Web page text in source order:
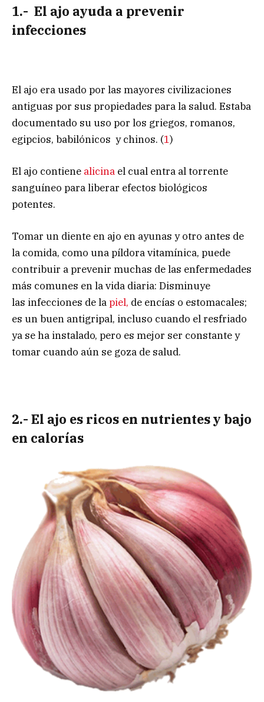
1.- El ajo ayuda a prevenir
infecciones
El ajo era usado por las mayores civilizaciones
antiguas por sus propiedades para la salud. Estaba
documentado su uso por los griegos, romanos,
egipcios, babilónicos y chinos. (1)
El ajo contiene alicina el cual entra al torrente
sanguíneo para liberar efectos biológicos
potentes.
Tomar un diente en ajo en ayunas y otro antes de
la comida, como una píldora vitamínica, puede
contribuir a prevenir muchas de las enfermedades
más comunes en la vida diaria: Disminuye
las infecciones de lapiel, de encías o estomacales;
es un buen antigripal, incluso cuando el resfriado
ya se ha instalado, pero es mejor ser constante y
tomar cuando aún se goza de salud.
2.- El ajo es ricos en nutrientes y bajo
en calorías